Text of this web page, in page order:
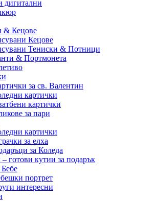
дигитални
& Кецове
Кецове
Тениски & Потници
& Портмонета
за св. Валентин
картички
картички
за пари
картички
за елха
за Коледа
готови кутии за подарък
портрет
интересни